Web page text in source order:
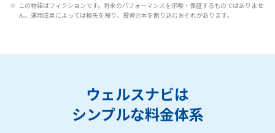
この物語はフィクションです。将来のパフォーマンスを示唆・保証するものではありませ
ん。運用成果によっては損失を被り、投資元本を割り込むおそれがあります。
ウェルスナビは
シンプルな料金体系